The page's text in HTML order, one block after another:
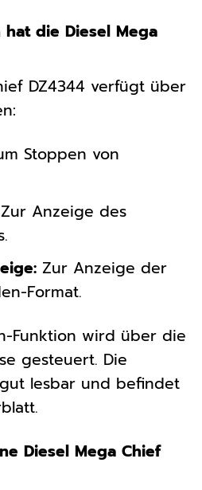
die Diesel Mega
DZ4344 verfügt über
Stoppen von
Anzeige des
Zur Anzeige der
Format.
Funktion wird über die
gesteuert. Die
lesbar und befindet
Diesel Mega Chief